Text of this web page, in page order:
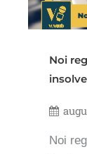
Noi
Noi